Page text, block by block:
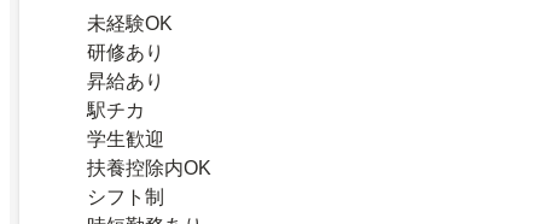
未経験OK
研修あり
昇給あり
駅チカ
学生歓迎
扶養控除内OK
シフト制